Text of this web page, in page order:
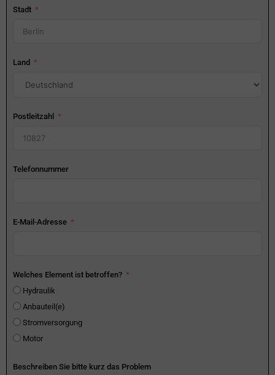
Stadt
Land
Postleitzahl
Telefonnummer
E-Mail-Adresse
Welches Element ist betroffen?
Hydraulik
Anbauteil(e)
Stromversorgung
Motor
Beschreiben Sie bitte kurz das Problem